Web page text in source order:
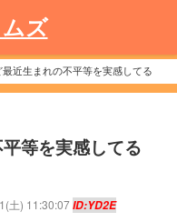
ズ
近生まれの不平等を実感してる
等を実感してる
土) 11:30:07ID:YD2E